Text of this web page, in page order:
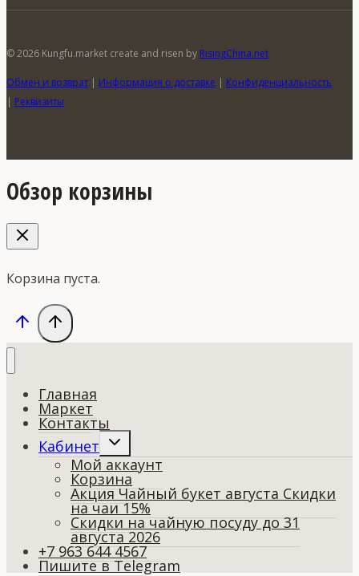
© 2026 Kungfu.market create and risen by RisingChina.net
Обмен и возврат | Информация о доставке | Конфиденциальность
| Реквизиты
Обзор корзины
Корзина пуста.
Главная
Маркет
Контакты
Кабинет
Переключить
дочернее
меню
Мой аккаунт
Корзина
Акция Чайный букет августа Скидки
на чаи 15%
Скидки на чайную посуду до 31
августа 2026
+7 963 644 4567
Пишите в Telegram